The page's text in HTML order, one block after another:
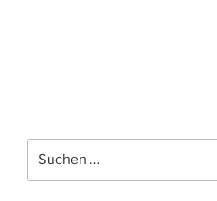
nach: